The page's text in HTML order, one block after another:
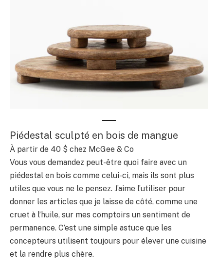
Piédestal sculpté en bois de mangue
À partir de 40 $ chez McGee & Co
Vous vous demandez peut-être quoi faire avec un
piédestal en bois comme celui-ci, mais ils sont plus
utiles que vous ne le pensez. J’aime l’utiliser pour
donner les articles que je laisse de côté, comme une
cruet à l’huile, sur mes comptoirs un sentiment de
permanence. C’est une simple astuce que les
concepteurs utilisent toujours pour élever une cuisine
et la rendre plus chère.